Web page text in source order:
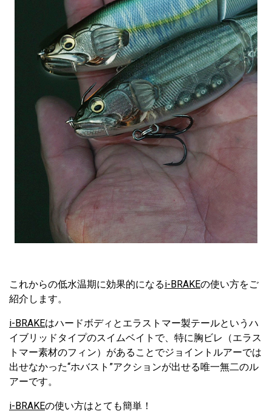
これからの低水温期に効果的になるi-BRAKEの使い方をご
紹介します。
i-BRAKEはハードボディとエラストマー製テールというハ
イブリッドタイプのスイムベイトで、特に胸ビレ（エラス
トマー素材のフィン）があることでジョイントルアーでは
出せなかった“ホバスト”アクションが出せる唯一無二のル
アーです。
i-BRAKEの使い方はとても簡単！